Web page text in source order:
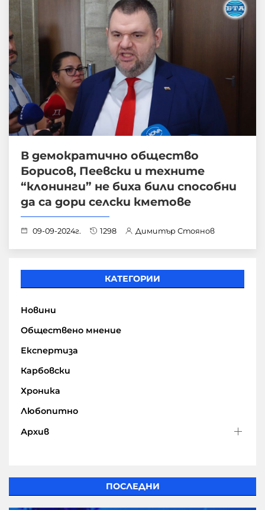
В демократично общество
Борисов, Пеевски и техните
“клонинги” не биха били способни
да са дори селски кметове
09-09-2024г. 1298 Димитър Стоянов
КАТЕГОРИИ
Новини
Обществено мнение
Експертиза
Карбовски
Хроника
Любопитно
Архив
ПОСЛЕДНИ